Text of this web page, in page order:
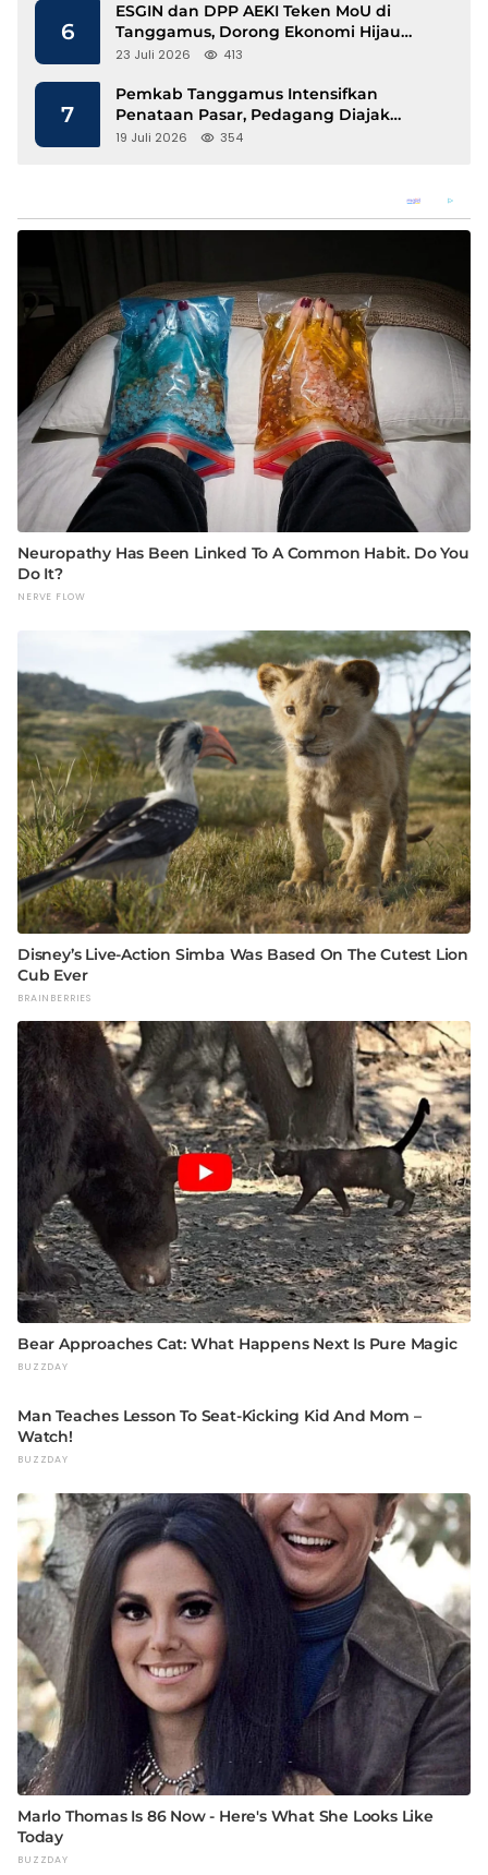
6
ESGIN dan DPP AEKI Teken MoU di
Tanggamus, Dorong Ekonomi Hijau
Berbasis Kopi dan Perdagangan Karbon
23 Juli 2026 413
7
Pemkab Tanggamus Intensifkan
Penataan Pasar, Pedagang Diajak
Tempati Pasar Modern Talang Padang
19 Juli 2026 354